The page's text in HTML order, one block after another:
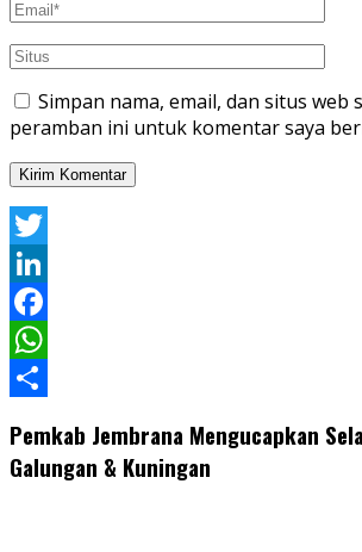
Simpan nama, email, dan situs web
peramban ini untuk komentar saya
Twitter
LinkedIn
Facebook
WhatsApp
Pemkab Jembrana Mengucapkan
Galungan & Kuningan